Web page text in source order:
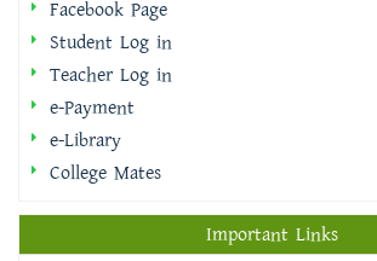
Facebook Page
Student Log in
Teacher Log in
e-Payment
e-Library
College Mates
Important Links